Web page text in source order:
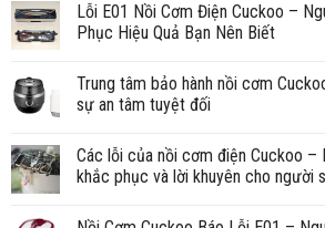
Lỗi E01 Nồi Cơm Điện Cuckoo –
Phục Hiệu Quả Bạn Nên Biết
Trung tâm bảo hành nồi cơm
sự an tâm tuyệt đối
Các lỗi của nồi cơm điện Cuckoo –
khắc phục và lời khuyên cho người